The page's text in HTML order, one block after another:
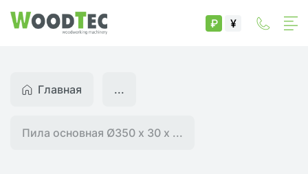
₽ ¥
Главная
Пила основная Ø350 х 30 х ...
...